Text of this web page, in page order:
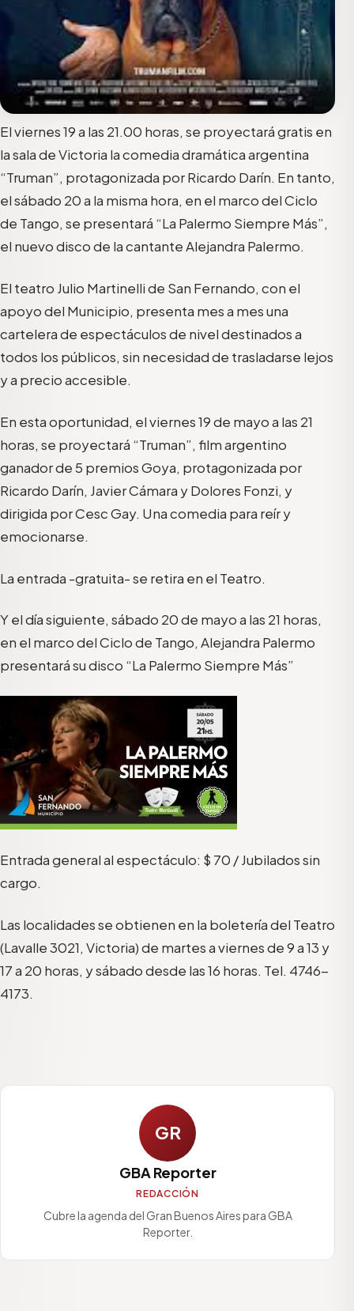
El viernes 19 a las 21.00 horas, se proyectará gratis en
la sala de Victoria la comedia dramática argentina
“Truman”, protagonizada por Ricardo Darín. En tanto,
el sábado 20 a la misma hora, en el marco del Ciclo
de Tango, se presentará “La Palermo Siempre Más”,
el nuevo disco de la cantante Alejandra Palermo.
El teatro Julio Martinelli de San Fernando, con el
apoyo del Municipio, presenta mes a mes una
cartelera de espectáculos de nivel destinados a
todos los públicos, sin necesidad de trasladarse lejos
y a precio accesible.
En esta oportunidad, el viernes 19 de mayo a las 21
horas, se proyectará “Truman”, film argentino
ganador de 5 premios Goya, protagonizada por
Ricardo Darín, Javier Cámara y Dolores Fonzi, y
dirigida por Cesc Gay. Una comedia para reír y
emocionarse.
La entrada -gratuita- se retira en el Teatro.
Y el día siguiente, sábado 20 de mayo a las 21 horas,
en el marco del Ciclo de Tango, Alejandra Palermo
presentará su disco “La Palermo Siempre Más”
Entrada general al espectáculo: $ 70 / Jubilados sin
cargo.
Las localidades se obtienen en la boletería del Teatro
(Lavalle 3021, Victoria) de martes a viernes de 9 a 13 y
17 a 20 horas, y sábado desde las 16 horas. Tel. 4746-
4173.
GR
GBA Reporter
REDACCIÓN
Cubre la agenda del Gran Buenos Aires para GBA
Reporter.